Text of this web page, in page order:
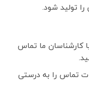
تولید شود.
کارشناسان ما تماس
تماس را به درستی